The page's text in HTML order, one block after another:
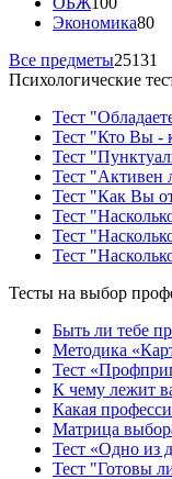
Экономика80
Все предметы25131
Психологические
Тест
Тест "Кто Вы -
Тест
Тест "Активен
Тест "Как Вы
Тест
Тест
Тест
Тесты на выбор
Быть ли тебе
Методика
Тест
К чему лежит
Какая
Матрица
Тест «Одно из
Тест "Готовы